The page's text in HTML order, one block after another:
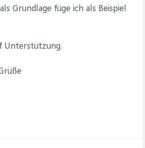
Grundlage füge ich als Beispiel
Unterstützung.